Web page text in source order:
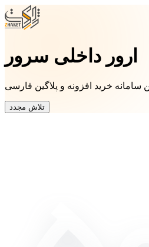
ارور داخلی سرور
سامانه خرید افزونه و پلاگین فارسی
تلاش مجدد